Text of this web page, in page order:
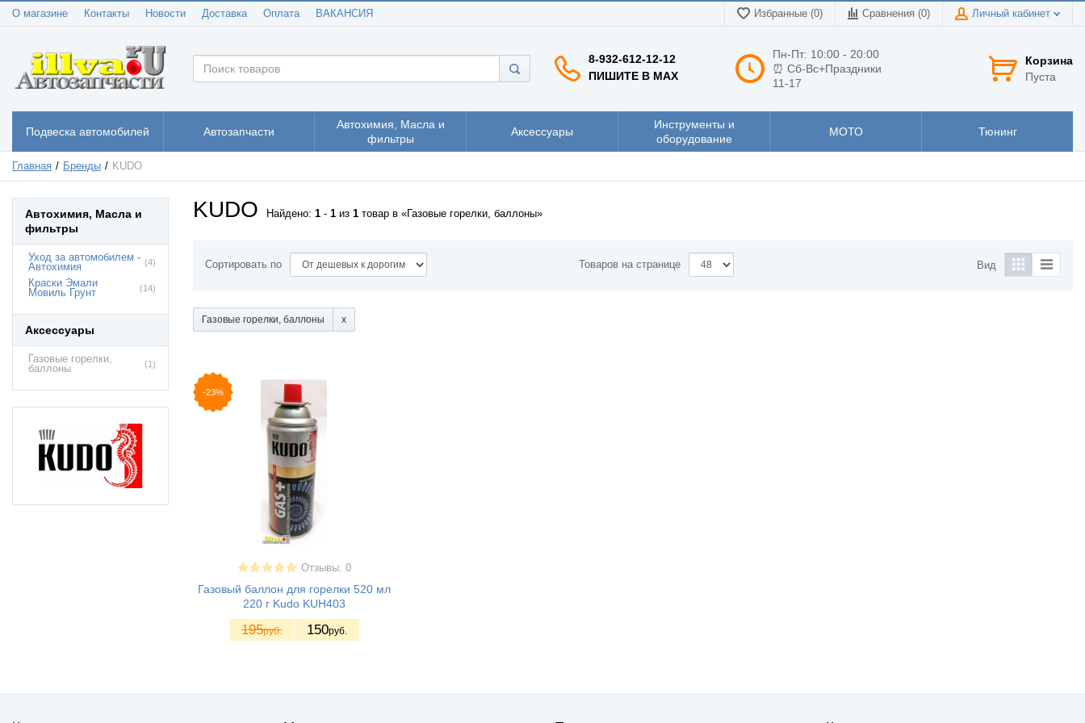
О магазине Контакты Новости Доставка Оплата ВАКАНСИЯ Избранные (0) Сравнения (0) Личный кабинет
8-932-612-12-12
ПИШИТЕ В MAX
Пн-Пт: 10:00 - 20:00
⏰ Сб-Вс+Праздники
11-17
Корзина
Пуста
Подвеска автомобилей Автозапчасти
Автохимия, Масла и
фильтры
Аксессуары
Инструменты и
оборудование
МОТО Тюнинг
Главная Бренды KUDO
Автохимия, Масла и
фильтры
Уход за автомобилем -
Автохимия
(4)
Краски Эмали
Мовиль Грунт
(14)
Аксессуары
Газовые горелки,
баллоны
(1)
KUDO Найдено: 1 - 1 из 1 товар в Газовые горелки, баллоны
Сортировать по Товаров на странице Вид
Газовые горелки, баллоны
-23%
Отзывы: 0
Газовый баллон для горелки 520 мл
220 г Kudo KUH403
195руб. 150руб.